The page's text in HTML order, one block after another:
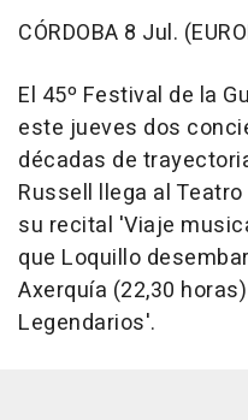
CÓRDOBA 8 Jul.
El 45º Festival de la
este jueves dos
décadas de
Russell llega al
su recital 'Viaje
que Loquillo
Axerquía (22,30
Legendarios'.